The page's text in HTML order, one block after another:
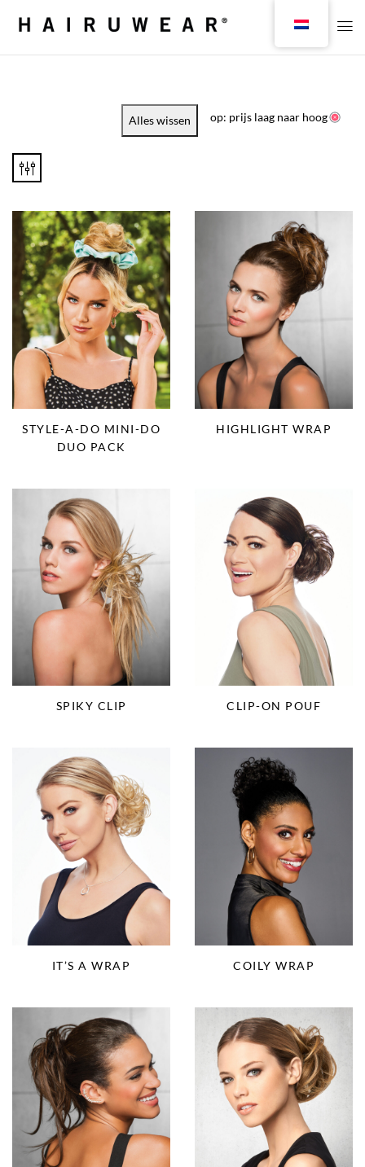
Alles wissen op: prijs laag naar hoog
STYLE-A-DO MINI-DO
DUO PACK
HIGHLIGHT WRAP
SPIKY CLIP CLIP-ON POUF
IT’S A WRAP COILY WRAP